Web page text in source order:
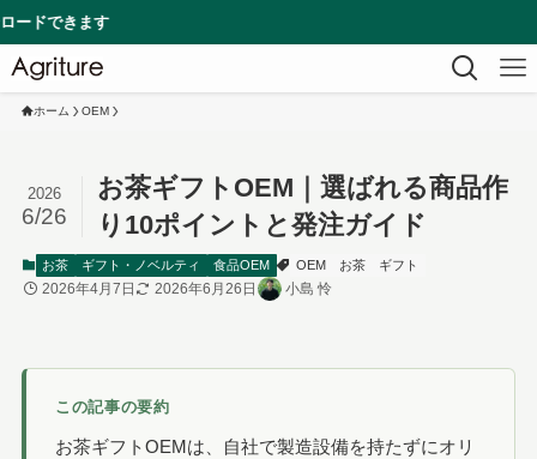
ホーム OEM
お茶ギフトOEM｜選ばれる商品作
り10ポイントと発注ガイド
2026
6/26
お茶 ギフト・ノベルティ 食品OEM OEM お茶 ギフト
2026年4月7日 2026年6月26日 小島 怜
この記事の要約
お茶ギフトOEMは、自社で製造設備を持たずにオリ